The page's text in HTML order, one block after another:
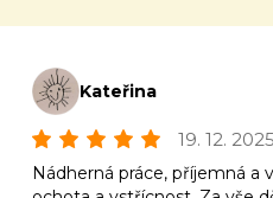
Kateřina
19. 12. 2025
Nádherná práce, příjemná a